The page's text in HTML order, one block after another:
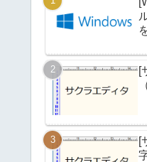
[
[